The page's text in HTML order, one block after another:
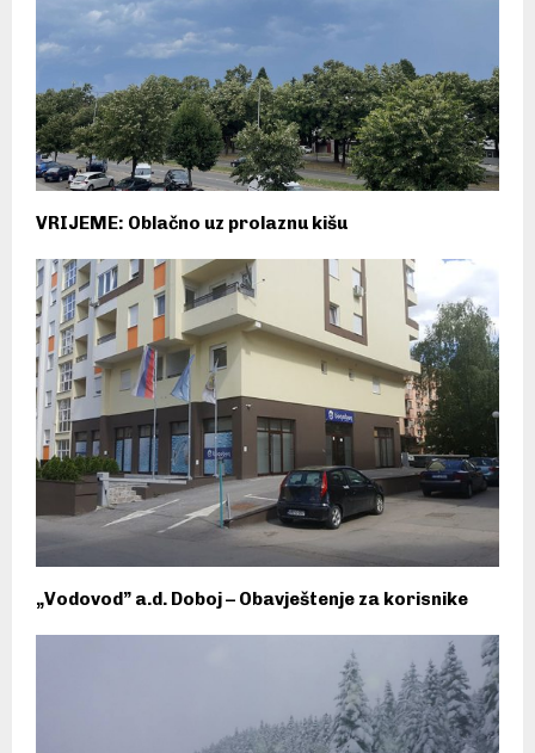
VRIJEME: Oblačno uz prolaznu kišu
„Vodovod” a.d. Doboj – Obavještenje za korisnike